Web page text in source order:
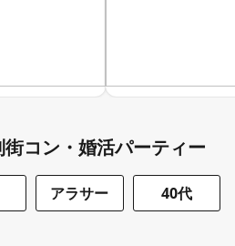
コン・婚活パーティー
アラサー 40代